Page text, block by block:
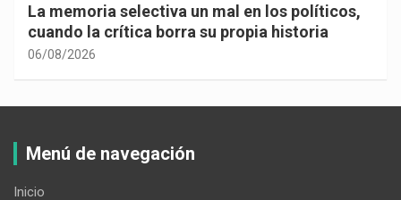
La memoria selectiva un mal en los políticos,
cuando la crítica borra su propia historia
06/08/2026
Menú de navegación
Inicio